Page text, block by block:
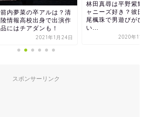
箭内夢菜の卒アルは？清
陵情報高校出身で出演作
品にはチアダンも！
2021年1月24日
林田真尋は平野紫耀
ャニーズ好き？彼氏
尾楓珠で男遊びがひ
い...
2020年11
スポンサーリンク